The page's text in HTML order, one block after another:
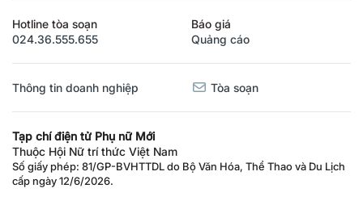
Hotline tòa soạn
024.36.555.655
Báo giá
Quảng cáo
Thông tin doanh nghiệp Tòa soạn
Tạp chí điện tử Phụ nữ Mới
Thuộc Hội Nữ trí thức Việt Nam
Số giấy phép: 81/GP-BVHTTDL do Bộ Văn Hóa, Thể Thao và Du Lịch
cấp ngày 12/6/2026.